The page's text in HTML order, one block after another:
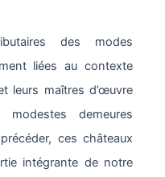
des modes
liées au contexte
leurs maîtres d’œuvre
demeures
ces châteaux
intégrante de notre